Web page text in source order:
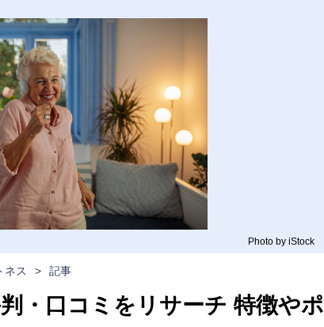
Photo by iStock
ネス > 記事
・口コミをリサーチ 特徴やポ